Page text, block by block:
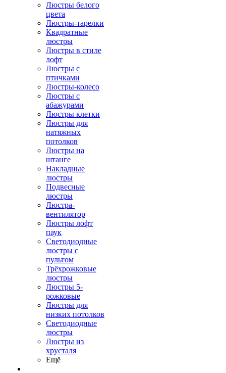
Люстры белого
цвета
Люстры-тарелки
Квадратные
люстры
Люстры в стиле
лофт
Люстры с
птичками
Люстры-колесо
Люстры с
абажурами
Люстры клетки
Люстры для
натяжных
потолков
Люстры на
штанге
Накладные
люстры
Подвесные
люстры
Люстра-
вентилятор
Люстры лофт
паук
Светодиодные
люстры с
пультом
Трёхрожковые
люстры
Люстры 5-
рожковые
Люстры для
низких потолков
Cветодиодные
люстры
Люстры из
хрусталя
Ещё